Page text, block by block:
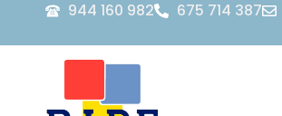
944 160 982 675 714 387